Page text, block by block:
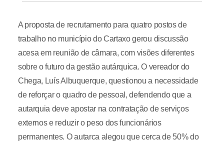
A proposta de recrutamento para quatro postos de
trabalho no município do Cartaxo gerou discussão
acesa em reunião de câmara, com visões diferentes
sobre o futuro da gestão autárquica. O vereador do
Chega, Luís Albuquerque, questionou a necessidade
de reforçar o quadro de pessoal, defendendo que a
autarquia deve apostar na contratação de serviços
externos e reduzir o peso dos funcionários
permanentes. O autarca alegou que cerca de 50% do